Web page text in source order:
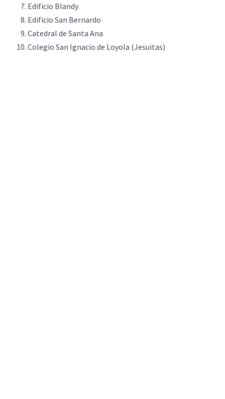
Edificio Blandy
Edificio San Bernardo
Catedral de Santa Ana
Colegio San Ignacio de Loyola (Jesuitas)